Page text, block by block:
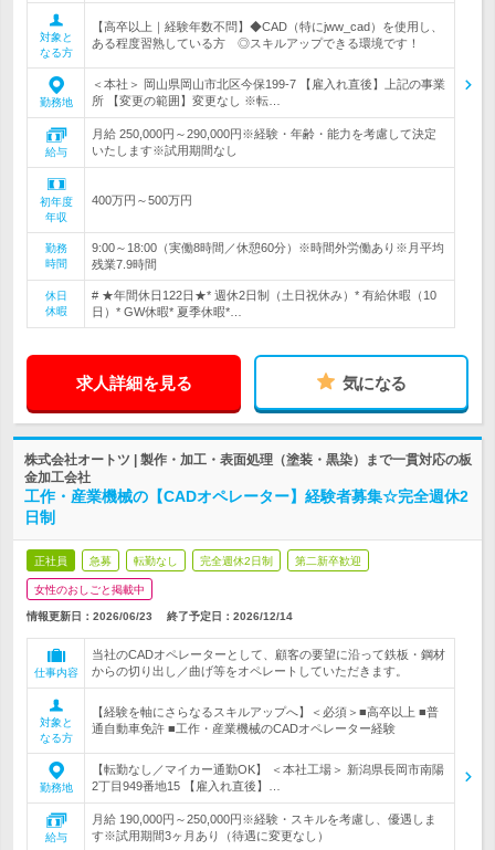
対象と
なる方
【高卒以上｜経験年数不問】◆CAD（特にjww_cad）を使用し、
ある程度習熟している方 ◎スキルアップできる環境です！
勤務地
＜本社＞ 岡山県岡山市北区今保199-7 【雇入れ直後】上記の事業
所 【変更の範囲】変更なし ※転…
給与
月給 250,000円～290,000円※経験・年齢・能力を考慮して決定
いたします※試用期間なし
初年度
年収
400万円～500万円
勤務
時間
9:00～18:00（実働8時間／休憩60分）※時間外労働あり※月平均
残業7.9時間
休日
休暇
# ★年間休日122日★* 週休2日制（土日祝休み）* 有給休暇（10
日）* GW休暇* 夏季休暇*…
求人詳細を見る 気になる
株式会社オートツ | 製作・加工・表面処理（塗装・黒染）まで一貫対応の板
金加工会社
工作・産業機械の【CADオペレーター】経験者募集☆完全週休2
日制
正社員 急募 転勤なし 完全週休2日制 第二新卒歓迎
女性のおしごと掲載中
情報更新日：2026/06/23 終了予定日： 2026/12/14
仕事内容
当社のCADオペレーターとして、顧客の要望に沿って鉄板・鋼材
からの切り出し／曲げ等をオペレートしていただきます。
対象と
なる方
【経験を軸にさらなるスキルアップへ】＜必須＞■高卒以上 ■普
通自動車免許 ■工作・産業機械のCADオペレーター経験
勤務地
【転勤なし／マイカー通勤OK】 ＜本社工場＞ 新潟県長岡市南陽
2丁目949番地15 【雇入れ直後】…
給与
月給 190,000円～250,000円※経験・スキルを考慮し、優遇しま
す※試用期間3ヶ月あり（待遇に変更なし）